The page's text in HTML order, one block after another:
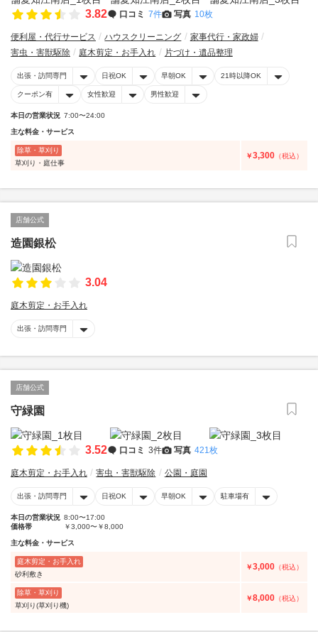
3.82 口コミ 7件 写真 10枚
便利屋・代行サービス ハウスクリーニング
家事代行・家政婦
害虫・害獣駆除
庭木剪定・お手入れ 片づけ・遺品整理
出張・訪問専門 日祝OK 早朝OK 21時以降OK
クーポン有 女性歓迎 男性歓迎
本日の営業状況 7:00〜24:00
主な料金・サービス
除草・草刈り
草刈り・庭仕事
￥3,300 （税込）
店舗公式
造園銀松
3.04
庭木剪定・お手入れ
出張・訪問専門
店舗公式
守緑園
3.52 口コミ 3件 写真 421枚
庭木剪定・お手入れ 害虫・害獣駆除 公園・庭園
出張・訪問専門 日祝OK 早朝OK 駐車場有
本日の営業状況 8:00〜17:00
価格帯
￥3,000〜￥8,000
主な料金・サービス
庭木剪定・お手入れ
砂利敷き
￥3,000 （税込）
除草・草刈り
草刈り(草刈り機)
￥8,000 （税込）